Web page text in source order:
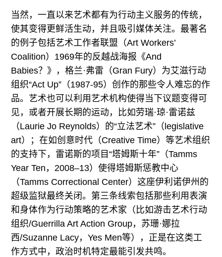
当然，一直以来艺术都有为行动主义服务的传统，
使其变得更鲜活生动，并且吸引媒体关注。最著名
的例子包括艺术工作者联盟（Art Workers’
Coalition）1969年的反越战海报《And
Babies？》，格兰·弗雷（Gran Fury）为艾滋行动
组织“Act Up”（1987-95）创作的那些令人难忘的作
品。艺术也可以利用艺术机构使得当下议题变得可
见，或者开展长期的运动，比如劳瑞·琼·雷诺兹
（Laurie Jo Reynolds）的“立法艺术”（legislative
art）；在如创意时代（Creative Time）等艺术组织
的支持下，雷诺斯的项目“塔姆斯十年”（Tamms
Year Ten，2008–13）使得塔姆斯惩教中心
（Tamms Correctional Center）这座伊利诺伊州的
超级监狱最终关闭。第三条线索包括那些利用表演
和身体作为行动策略的艺术家（比如游击艺术行动
组织/Guerrilla Art Action Group，苏珊·娜拉
西/Suzanne Lacy，Yes Men等），正是在这类工
作方式中，政治时机特定最能引发共鸣。